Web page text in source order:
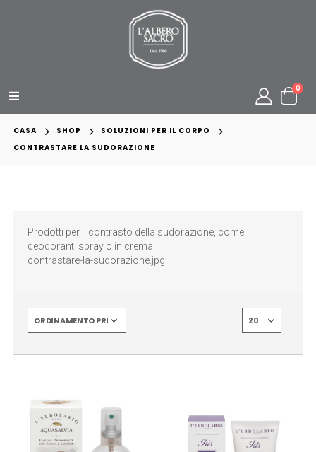
0
CASA SHOP
SOLUZIONI PER IL CORPO
CONTRASTARE LA SUDORAZIONE
Prodotti per il contrasto della sudorazione, come
deodoranti spray o in crema
contrastare-la-sudorazione.jpg